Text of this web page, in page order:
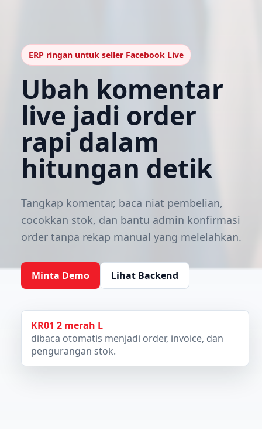
ERP ringan untuk seller Facebook Live
Ubah komentar
live jadi order
rapi dalam
hitungan detik
Tangkap komentar, baca niat pembelian,
cocokkan stok, dan bantu admin konfirmasi
order tanpa rekap manual yang melelahkan.
Minta Demo Lihat Backend
KR01 2 merah L
dibaca otomatis menjadi order, invoice, dan
pengurangan stok.